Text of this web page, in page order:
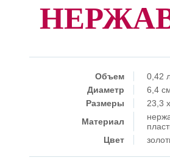
Объем
0,42
Диаметр
6,4
Размеры
23,3
Материал
Цвет